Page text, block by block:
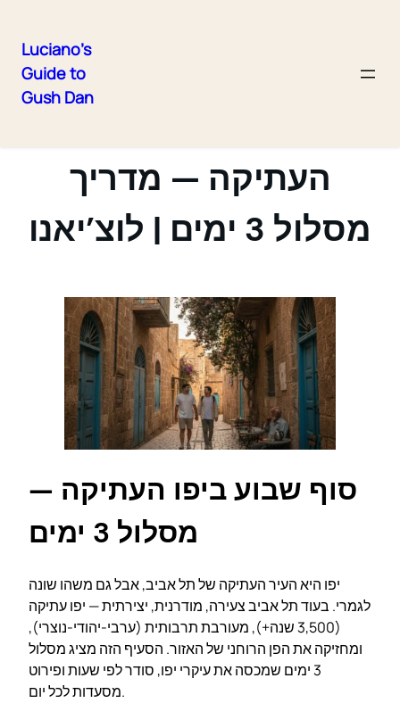
Skip
Luciano's
Guide to
Gush Dan
העתיקה — מדריך
מסלול 3 ימים | לוצ’יאנו
סוף שבוע ביפו העתיקה —
מסלול 3 ימים
יפו היא העיר העתיקה של תל אביב, אבל גם משהו שונה
לגמרי. בעוד תל אביב צעירה, מודרנית, יצירתית — יפו עתיקה
(3,500 שנה+), מעורבת תרבותית (ערבי-יהודי-נוצרי),
ומחזיקה את הפן הרוחני של האזור. הסעיף הזה מציג מסלול
3 ימים שמכסה את עיקרי יפו, סודר לפי שעות ופירוט
מסעדות לכל יום.